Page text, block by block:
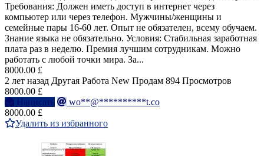
Требования: Должен иметь доступ в интернет через
компьютер или через телефон. Мужчины/женщины и
семейные пары 16-60 лет. Опыт не обязателен, всему обучаем.
Знание языка не обязательно. Условия: Стабильная заработная
плата раз в неделю. Премия лучшим сотрудникам. Можно
работать с любой точки мира. За...
8000.00 £
2 лет назад Другая Работа New Продам 894 Просмотров
8000.00 £
Написать
wo**@**********t.co
8000.00 £
Удалить из избранного